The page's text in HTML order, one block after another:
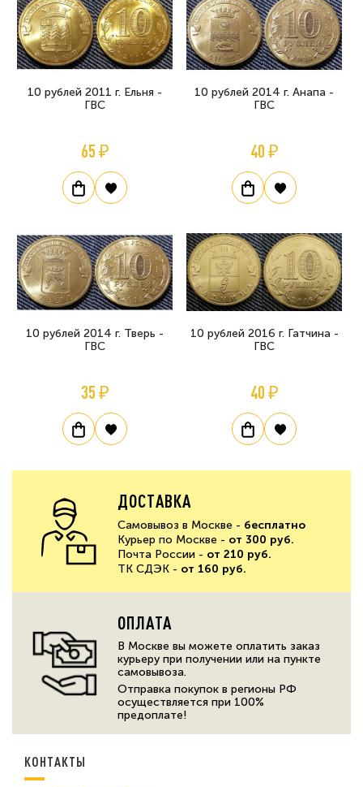
10 рублей 2011 г. Ельня -
ГВС
65 ₽
10 рублей 2014 г. Анапа -
ГВС
40 ₽
10 рублей 2014 г. Тверь -
ГВС
35 ₽
10 рублей 2016 г. Гатчина -
ГВС
40 ₽
ДОСТАВКА
Самовывоз в Москве - бесплатно
Курьер по Москве - от 300 руб.
Почта России - от 210 руб.
ТК СДЭК - от 160 руб.
ОПЛАТА
В Москве вы можете оплатить заказ
курьеру при получении или на пункте
самовывоза.
Отправка покупок в регионы РФ
осуществляется при 100%
предоплате!
КОНТАКТЫ